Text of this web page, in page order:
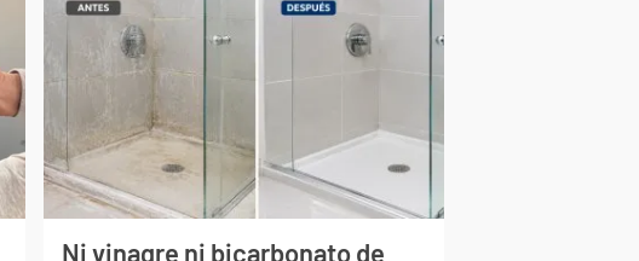
Ni vinagre ni bicarbonato de